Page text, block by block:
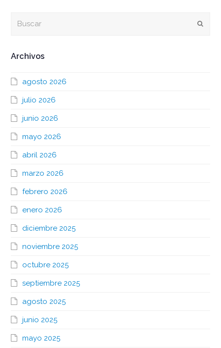
Archivos
agosto 2026
julio 2026
junio 2026
mayo 2026
abril 2026
marzo 2026
febrero 2026
enero 2026
diciembre 2025
noviembre 2025
octubre 2025
septiembre 2025
agosto 2025
junio 2025
mayo 2025